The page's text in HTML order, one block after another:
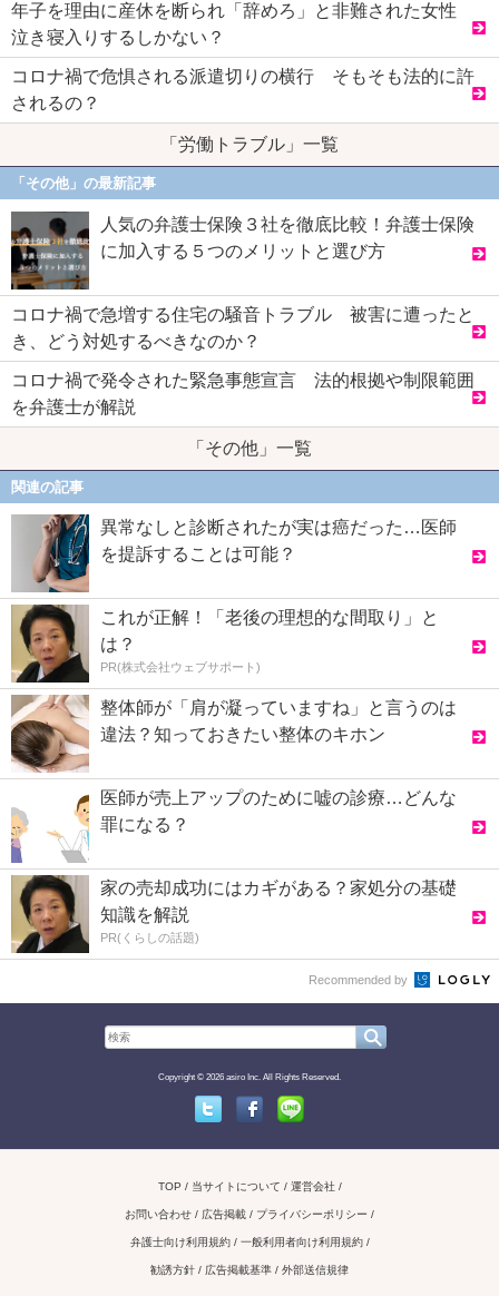
年子を理由に産休を断られ「辞めろ」と非難された女性
泣き寝入りするしかない？
コロナ禍で危惧される派遣切りの横行 そもそも法的に許
されるの？
「労働トラブル」一覧
「その他」の最新記事
人気の弁護士保険３社を徹底比較！弁護士保険
に加入する５つのメリットと選び方
コロナ禍で急増する住宅の騒音トラブル 被害に遭ったと
き、どう対処するべきなのか？
コロナ禍で発令された緊急事態宣言 法的根拠や制限範囲
を弁護士が解説
「その他」一覧
関連の記事
異常なしと診断されたが実は癌だった…医師
を提訴することは可能？
これが正解！「老後の理想的な間取り」と
は？
PR(株式会社ウェブサポート)
整体師が「肩が凝っていますね」と言うのは
違法？知っておきたい整体のキホン
医師が売上アップのために嘘の診療…どんな
罪になる？
家の売却成功にはカギがある？家処分の基礎
知識を解説
PR(くらしの話題)
Recommended by
Copyright © 2026 asiro Inc. All Rights Reserved.
TOP 当サイトについて 運営会社
お問い合わせ / 広告掲載 プライバシーポリシー
弁護士向け利用規約 一般利用者向け利用規約
勧誘方針 広告掲載基準 外部送信規律